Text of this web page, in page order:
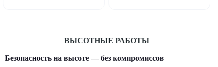
ВЫСОТНЫЕ РАБОТЫ
Безопасность на высоте — без компромиссов